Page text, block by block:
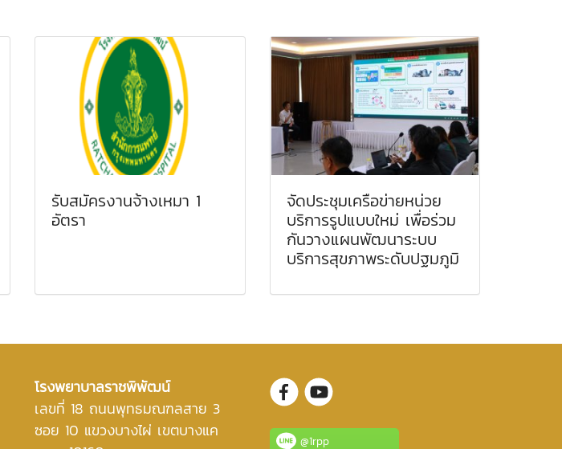
รับสมัครงานจ้างเหมา 1
อัตรา
จัดประชุมเครือข่ายหน่วย
บริการรูปแบบใหม่ เพื่อร่วม
กันวางแผนพัฒนาระบบ
บริการสุขภาพระดับปฐมภูมิ
โรงพยาบาลราชพิพัฒน์
เลขที่ 18 ถนนพุทธมณฑลสาย 3
ซอย 10 แขวงบางไผ่ เขตบางแค
@1rpp